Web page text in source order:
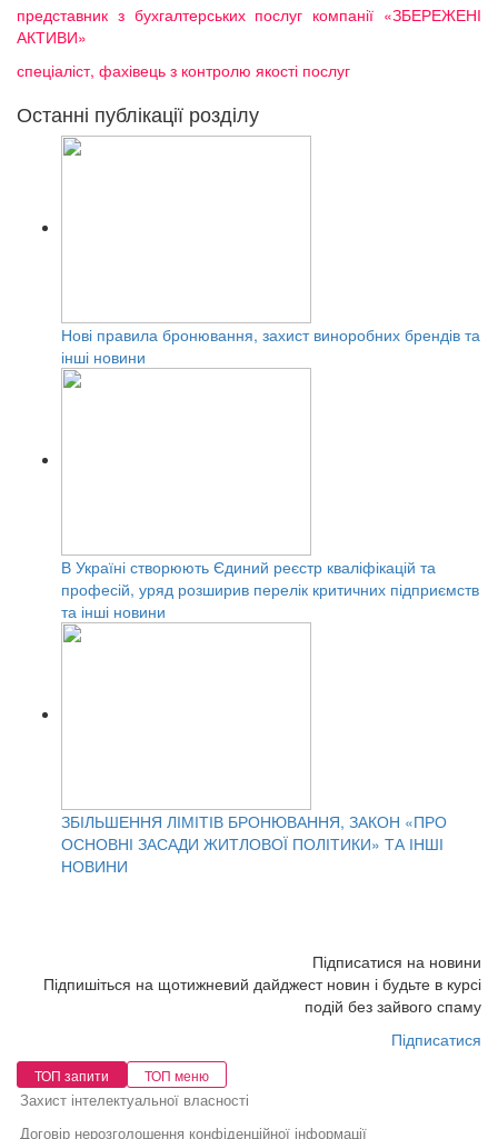
представник з бухгалтерських послуг компанії «ЗБЕРЕЖЕНІ
АКТИВИ»
спеціаліст, фахівець з контролю якості послуг
Останні публікації розділу
Нові правила бронювання, захист виноробних брендів та
інші новини
В Україні створюють Єдиний реєстр кваліфікацій та
професій, уряд розширив перелік критичних підприємств
та інші новини
ЗБІЛЬШЕННЯ ЛІМІТІВ БРОНЮВАННЯ, ЗАКОН «ПРО
ОСНОВНІ ЗАСАДИ ЖИТЛОВОЇ ПОЛІТИКИ» ТА ІНШІ
НОВИНИ
Підписатися на новини
Підпишіться на щотижневий дайджест новин і будьте в курсі
подій без зайвого спаму
Підписатися
ТОП запити ТОП меню
Захист інтелектуальної власності
Договір нерозголошення конфіденційної інформації